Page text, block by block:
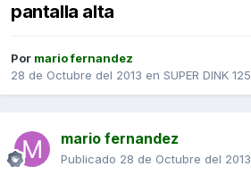
pantalla alta
Por mario fernandez
28 de Octubre del 2013 en SUPER DINK 125
mario fernandez
Publicado 28 de Octubre del 2013